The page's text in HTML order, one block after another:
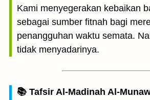
Kami menyegerakan kebaikan
sebagai sumber fitnah bagi
penangguhan waktu semata.
tidak menyadarinya.
📚 Tafsir Al-Madinah Al-